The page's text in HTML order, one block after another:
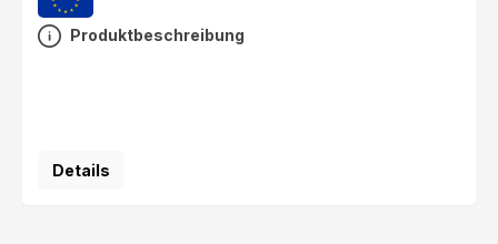
Produktbeschreibung
Details